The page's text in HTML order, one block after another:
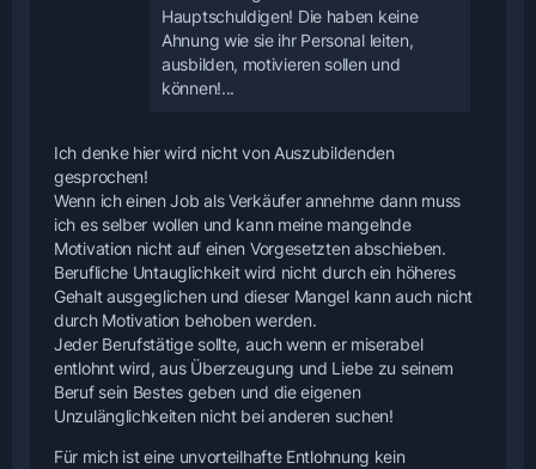
Hauptschuldigen! Die haben keine
Ahnung wie sie ihr Personal leiten,
ausbilden, motivieren sollen und
können!...
Ich denke hier wird nicht von Auszubildenden
gesprochen!
Wenn ich einen Job als Verkäufer annehme dann muss
ich es selber wollen und kann meine mangelnde
Motivation nicht auf einen Vorgesetzten abschieben.
Berufliche Untauglichkeit wird nicht durch ein höheres
Gehalt ausgeglichen und dieser Mangel kann auch nicht
durch Motivation behoben werden.
Jeder Berufstätige sollte, auch wenn er miserabel
entlohnt wird, aus Überzeugung und Liebe zu seinem
Beruf sein Bestes geben und die eigenen
Unzulänglichkeiten nicht bei anderen suchen!
Für mich ist eine unvorteilhafte Entlohnung kein